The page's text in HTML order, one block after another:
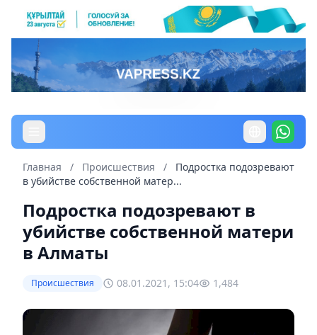
Главная / Происшествия /
Подростка подозревают
в убийстве cобственной матер...
Подростка подозревают в
убийстве cобственной матери
в Алматы
Происшествия 08.01.2021, 15:04 1,484